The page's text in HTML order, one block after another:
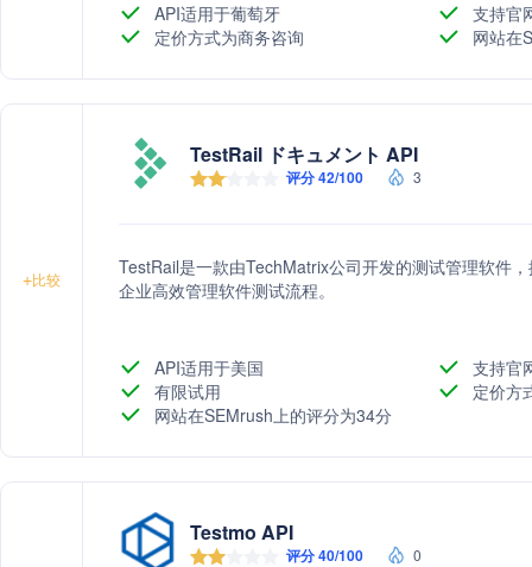
API适用于葡萄牙
支持官
定价方式为商务咨询
网站在
+比较
TestRail ドキュメント API
评分 42/100 3
TestRail是一款由TechMatrix公司开发的测试管理软件
企业高效管理软件测试流程。
API适用于美国
支持官
有限试用
定价方
网站在SEMrush上的评分为34分
Testmo API
评分 40/100 0